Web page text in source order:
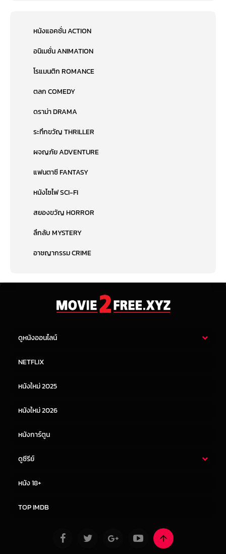
หนังแอคชั่น ACTION
อนิเมชั่น ANIMATION
โรแมนติก ROMANCE
ตลก COMEDY
ดราม่า DRAMA
ระทึกขวัญ THRILLER
ผจญภัย ADVENTURE
แฟนตาซี FANTASY
หนังไซไฟ SCI-FI
สยองขวัญ HORROR
ลึกลับ MYSTERY
อาชญากรรม CRIME
ดูหนังออนไลน์
หนังจีน
NETFLIX
หนังใหม่ 2025
หนังใหม่ 2026
หนังการ์ตูน
ดูซีรีย์
หนัง 18+
TOP IMDB